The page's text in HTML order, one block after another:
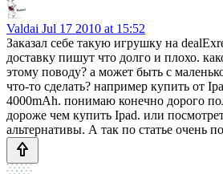
Valdai Jul 17 2010 at 15:52
Заказал себе такую игрушку на
доставку пишут что долго и плохо.
этому поводу? а может быть с
что-то сделать? например купить от
4000mAh. понимаю конечно дорого
дороже чем купить Ipad. или
альтернативы. А так по статье очень